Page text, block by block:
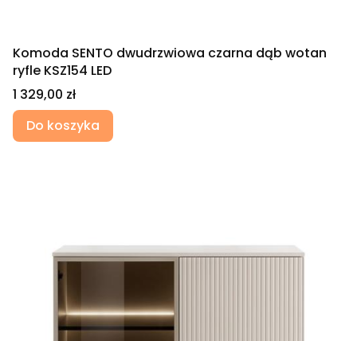
Komoda SENTO dwudrzwiowa czarna dąb wotan
ryfle KSZ154 LED
Cena
1 329,00 zł
Do koszyka